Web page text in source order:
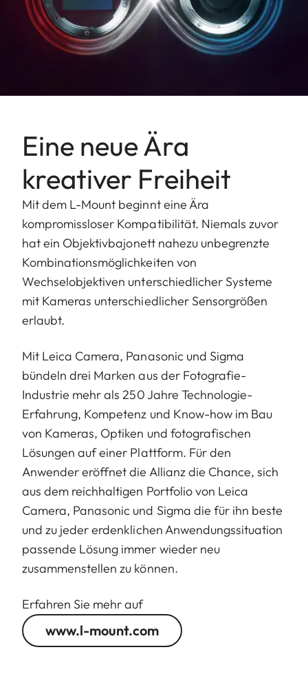
gesteuerte
Blende,
Einstellung über
einstellbar
Blendeneinstellbereich
1.4-22
Kleinster Wert
22
Bajonett/Sensorformat
L-Mount, KB-
Format
Innengewinde für Filter
E82
Gewicht
Länge bis Bajonettauflage
124 mm
Größter Durchmesser
88 mm
Gewicht
1.065 g
Eine neue Ära
kreativer Freiheit
Mit dem L-Mount beginnt eine Ära
kompromissloser Kompatibilität. Niemals zuvor
hat ein Objektivbajonett nahezu unbegrenzte
Kombinationsmöglichkeiten von
Wechselobjektiven unterschiedlicher Systeme
mit Kameras unterschiedlicher Sensorgrößen
erlaubt.
Mit Leica Camera, Panasonic und Sigma
bündeln drei Marken aus der Fotografie-
Industrie mehr als 250 Jahre Technologie-
Erfahrung, Kompetenz und Know-how im Bau
von Kameras, Optiken und fotografischen
Lösungen auf einer Plattform. Für den
Anwender eröffnet die Allianz die Chance, sich
aus dem reichhaltigen Portfolio von Leica
Camera, Panasonic und Sigma die für ihn beste
und zu jeder erdenklichen Anwendungssituation
passende Lösung immer wieder neu
zusammenstellen zu können.
Erfahren Sie mehr auf
www.l-mount.com